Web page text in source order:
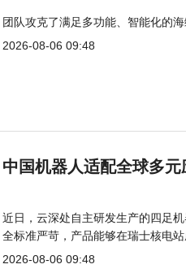
团队攻克了满足多功能、智能化的
2026-08-06 09:48
中国机器人适配全球多元
近日，云深处自主研发生产的四足
全标准严苛，产品能够在瑞士核电
2026-08-06 09:48